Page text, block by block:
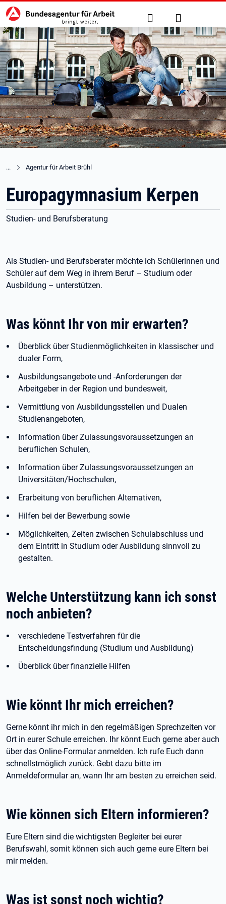
zu den Hauptinhalten springen
Hauptnavigation Suche Anmelden
Agentur für Arbeit Brühl
Europagymnasium Kerpen
Studien- und Berufsberatung
Als Studien- und Berufsberater möchte ich Schülerinnen und
Schüler auf dem Weg in ihrem Beruf – Studium oder
Ausbildung – unterstützen.
Was könnt Ihr von mir erwarten?
Überblick über Studienmöglichkeiten in klassischer und
dualer Form,
Ausbildungsangebote und -Anforderungen der
Arbeitgeber in der Region und bundesweit,
Vermittlung von Ausbildungsstellen und Dualen
Studienangeboten,
Information über Zulassungsvoraussetzungen an
beruflichen Schulen,
Information über Zulassungsvoraussetzungen an
Universitäten/Hochschulen,
Erarbeitung von beruflichen Alternativen,
Hilfen bei der Bewerbung sowie
Möglichkeiten, Zeiten zwischen Schulabschluss und
dem Eintritt in Studium oder Ausbildung sinnvoll zu
gestalten.
Welche Unterstützung kann ich sonst
noch anbieten?
verschiedene Testverfahren für die
Entscheidungsfindung (Studium und Ausbildung)
Überblick über finanzielle Hilfen
Wie könnt Ihr mich erreichen?
Gerne könnt ihr mich in den regelmäßigen Sprechzeiten vor
Ort in eurer Schule erreichen. Ihr könnt Euch gerne aber auch
über das Online-Formular anmelden. Ich rufe Euch dann
schnellstmöglich zurück. Gebt dazu bitte im
Anmeldeformular an, wann Ihr am besten zu erreichen seid.
Wie können sich Eltern informieren?
Eure Eltern sind die wichtigsten Begleiter bei eurer
Berufswahl, somit können sich auch gerne eure Eltern bei
mir melden.
Was ist sonst noch wichtig?